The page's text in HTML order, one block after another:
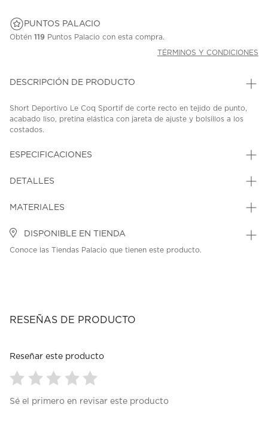
PUNTOS PALACIO
Obtén 119 Puntos Palacio con esta compra.
TÉRMINOS Y CONDICIONES
DESCRIPCIÓN DE PRODUCTO
Short Deportivo Le Coq Sportif de corte recto en tejido de punto,
acabado liso, pretina elástica con jareta de ajuste y bolsillos a los
costados.
ESPECIFICACIONES
DETALLES
MATERIALES
DISPONIBLE EN TIENDA
Conoce las Tiendas Palacio que tienen este producto.
RESEÑAS DE PRODUCTO
Reseñar este producto
paraparaparaparapara
Sé el primero en revisar este producto